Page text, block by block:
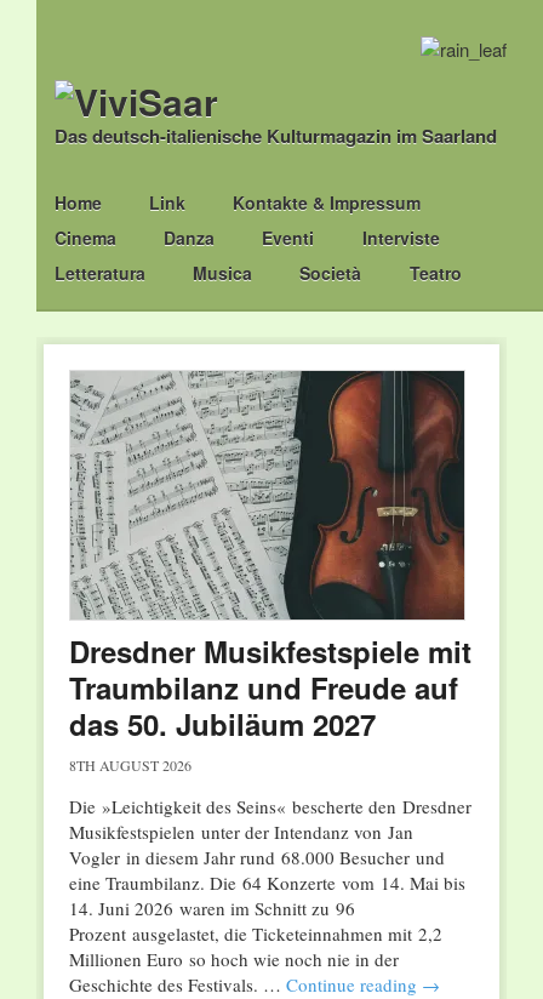
Das deutsch-italienische Kulturmagazin im Saarland
Main menu
Skip
to
content
Home Link
Kontakte & Impressum
Cinema
Danza Eventi
Interviste
Letteratura
Musica Società Teatro
Dresdner Musikfestspiele mit
Traumbilanz und Freude auf
das 50. Jubiläum 2027
8TH AUGUST 2026
Die »Leichtigkeit des Seins« bescherte den Dresdner
Musikfestspielen unter der Intendanz von Jan
Vogler in diesem Jahr rund 68.000 Besucher und
eine Traumbilanz. Die 64 Konzerte vom 14. Mai bis
14. Juni 2026 waren im Schnitt zu 96
Prozent ausgelastet, die Ticketeinnahmen mit 2,2
Millionen Euro so hoch wie noch nie in der
Geschichte des Festivals. … Continue reading →